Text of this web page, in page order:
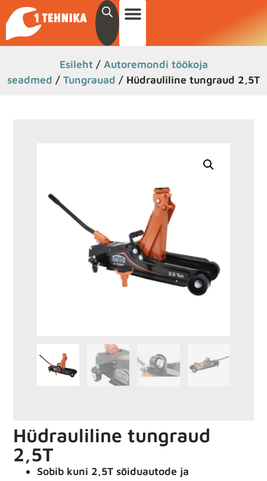
Esileht/ Autoremondi töökoja
seadmed / Tungrauad / Hüdrauliline tungraud 2,5T
Hüdrauliline tungraud
2,5T
Sobib kuni 2,5T sõiduautode ja